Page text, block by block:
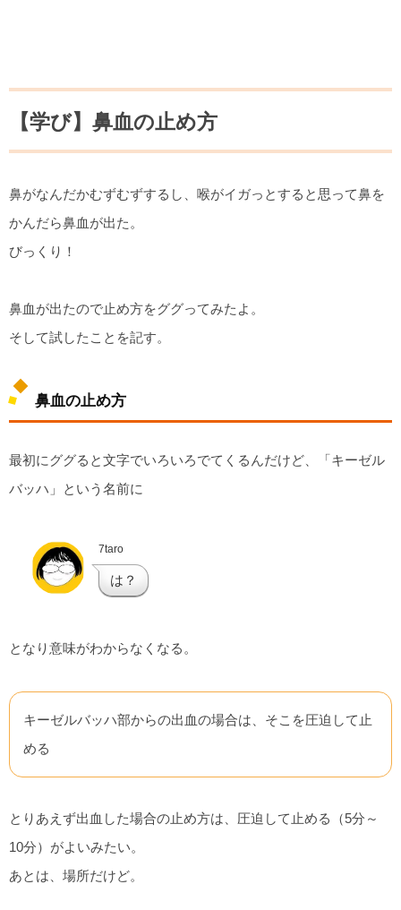
【学び】鼻血の止め方
鼻がなんだかむずむずするし、喉がイガっとすると思って鼻を
かんだら鼻血が出た。
びっくり！
鼻血が出たので止め方をググってみたよ。
そして試したことを記す。
鼻血の止め方
最初にググると文字でいろいろでてくるんだけど、「キーゼル
バッハ」という名前に
7taro
は？
となり意味がわからなくなる。
キーゼルバッハ部からの出血の場合は、そこを圧迫して止
める
とりあえず出血した場合の止め方は、圧迫して止める（5分～
10分）がよいみたい。
あとは、場所だけど。